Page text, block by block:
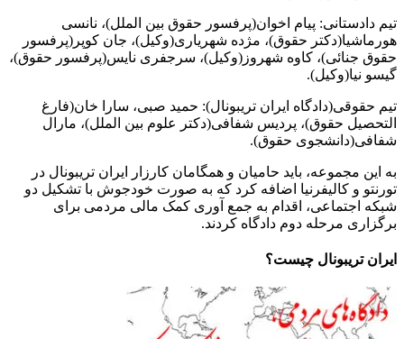
تیم دادستانی: پیام اخوان(پرفسور حقوق بین الملل)، نانسی
هورماشیا(دکتر حقوق)، مژده شهریاری(وکیل)، جان کوپر(پرفسور
حقوق جنائی)، کاوه شهروز(وکیل)، سرجفری نایس(پرفسور حقوق)،
گیسو نیا(وکیل).
تیم حقوقی(دادگاه ایران تریبونال): حمید صبی، سارا خان(فارغ
التحصیل حقوق)، پردیس شفافی(دکتر علوم بین الملل)، مارال
شفافی(دانشجوی حقوق).
به این مجموعه، باید حامیان و همگامان کارزار ایران تریبونال در
تورنتو و کالیفرنیا اضافه کرد که به صورت خودجوش با تشکیل دو
شبکه اجتماعی، اقدام به جمع آوری کمک مالی مردمی برای
برگزاری مرحله دوم دادگاه کردند.
ایران تریبونال چیست؟